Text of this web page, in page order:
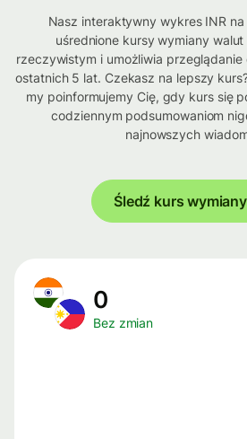
Nasz interaktywny wykres INR
uśrednione kursy wymiany
rzeczywistym i umożliwia
ostatnich 5 lat. Czekasz na lepszy
my poinformujemy Cię, gdy kurs się
codziennym podsumowaniom
najnowszych
Śledź kurs
0
Bez zmian